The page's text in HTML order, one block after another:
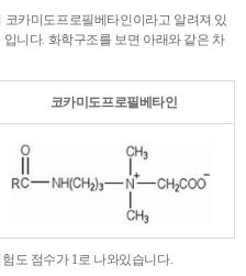
카미도프로필베타인이라고 알려져 있
니다. 화학구조를 보면 아래와 같은 차
코카미도프로필베타인
도 점수가 1로 나와있습니다.